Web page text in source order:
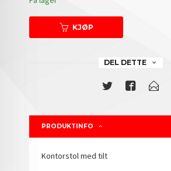
KJØP
DEL DETTE
PRODUKTINFO
Kontorstol med tilt